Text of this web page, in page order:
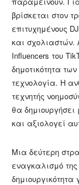
βρίσκεται στον
επιτυχημένους
και σχολιαστών.
Influencers του
δημοτικότητα
τεχνολογία. Η
τεχνητής
θα δημιουργήσει
και αξιολογεί
Μια δεύτερη
εναγκαλισμό της
δημιουργικότητα